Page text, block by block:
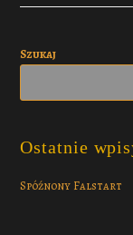
Szukaj
Ostatnie
Spóźnony Falstart